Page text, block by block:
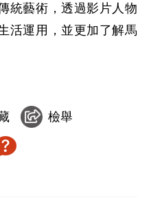
統藝術，透過影片人物
活運用，並更加了解馬
檢舉